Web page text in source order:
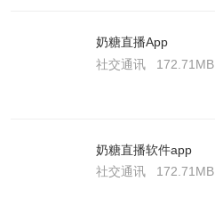
奶糖直播App
社交通讯
172.71MB
奶糖直播软件app
社交通讯
172.71MB